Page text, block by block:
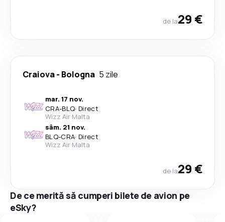
de la29 €
Craiova- Bologna 5 zile
mar. 17 nov.
CRA-BLQ· Direct
Wizz Air Malta
sâm. 21 nov.
BLQ-CRA· Direct
Wizz Air Malta
de la29 €
De ce merită să cumperi bilete de avion pe
eSky?